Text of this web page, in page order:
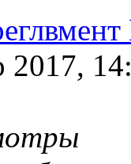
2017,